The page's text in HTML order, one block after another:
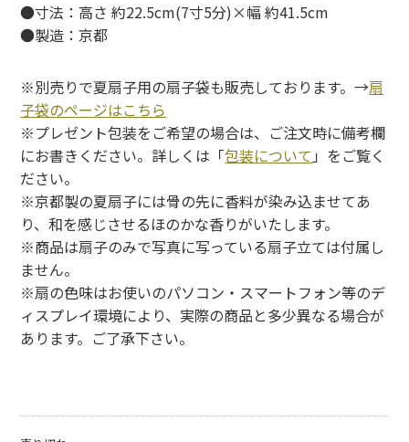
●寸法：高さ 約22.5cm(7寸5分)×幅 約41.5cm
●製造：京都
※別売りで夏扇子用の扇子袋も販売しております。→扇
子袋のページはこちら
※プレゼント包装をご希望の場合は、ご注文時に備考欄
にお書きください。詳しくは「包装について 」をご覧く
ださい。
※京都製の夏扇子には骨の先に香料が染み込ませてあ
り、和を感じさせるほのかな香りがいたします。
※商品は扇子のみで写真に写っている扇子立ては付属し
ません。
※扇の色味はお使いのパソコン・スマートフォン等のデ
ィスプレイ環境により、実際の商品と多少異なる場合が
あります。ご了承下さい。